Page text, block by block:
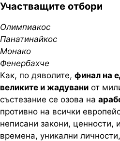
Участващите отбори
Олимпиакос
Панатинайкос
Монако
Фенербахче
Как, по дяволите, финал на
великите и жадувани от
състезание се озова на
противно на всички
неписани закони, ценности,
времена, уникални